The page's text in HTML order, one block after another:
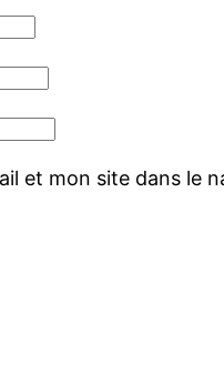
et mon site dans le